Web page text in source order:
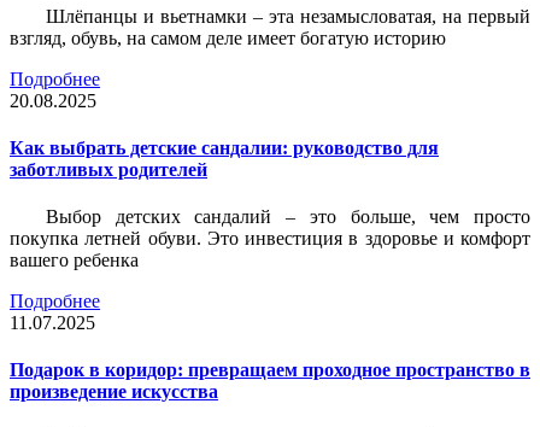
Шлёпанцы и вьетнамки – эта незамысловатая, на первый
взгляд, обувь, на самом деле имеет богатую историю
Подробнее
20.08.2025
Как выбрать детские сандалии: руководство для
заботливых родителей
Выбор детских сандалий – это больше, чем просто
покупка летней обуви. Это инвестиция в здоровье и комфорт
вашего ребенка
Подробнее
11.07.2025
Подарок в коридор: превращаем проходное пространство в
произведение искусства